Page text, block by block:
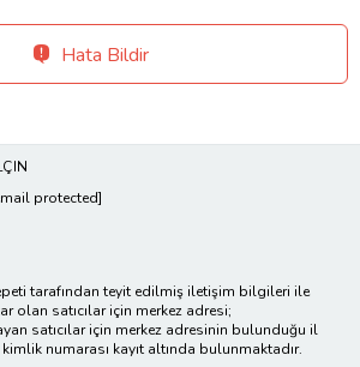
Hata Bildir
protected]
tarafından teyit edilmiş iletişim bilgileri ile
olan satıcılar için merkez adresi;
satıcılar için merkez adresinin bulunduğu il
numarası kayıt altında bulunmaktadır.